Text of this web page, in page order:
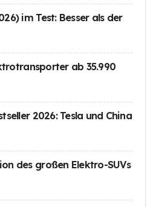
im Test: Besser als der
ab 35.990
2026: Tesla und China
des großen Elektro-SUVs